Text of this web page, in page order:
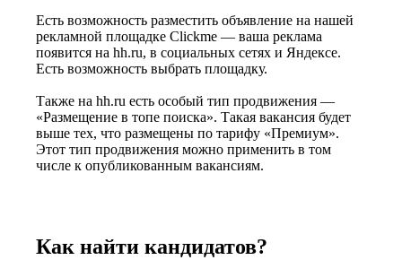
Есть возможность разместить объявление на нашей
рекламной площадке Clickme — ваша реклама
появится на hh.ru, в социальных сетях и Яндексе.
Есть возможность выбрать площадку.
Также на hh.ru есть особый тип продвижения —
«Размещение в топе поиска». Такая вакансия будет
выше тех, что размещены по тарифу «Премиум».
Этот тип продвижения можно применить в том
числе к опубликованным вакансиям.
Как найти кандидатов?